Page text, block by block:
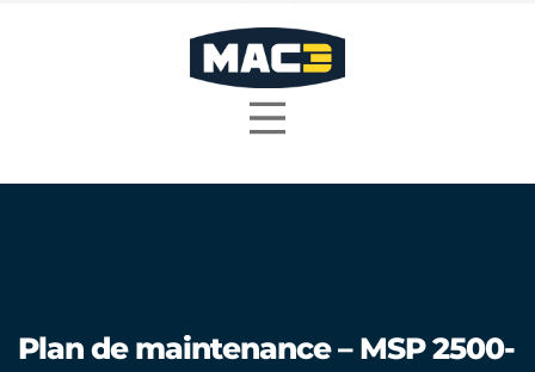
Plan de maintenance – MSP 2500-